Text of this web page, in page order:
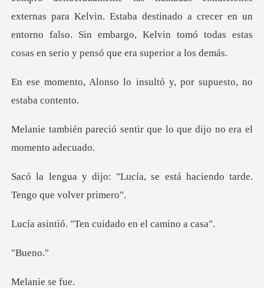
externas para Kelvin. Estaba destinado a crecer en un
entorno falso. Si
lo insultó y, por supue
sentir que lo que dijo n
ía, se está haciendo tarde.
Ten cuidado en e
ue
ie se